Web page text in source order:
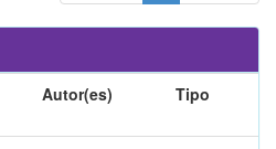
Autor(es) Tipo